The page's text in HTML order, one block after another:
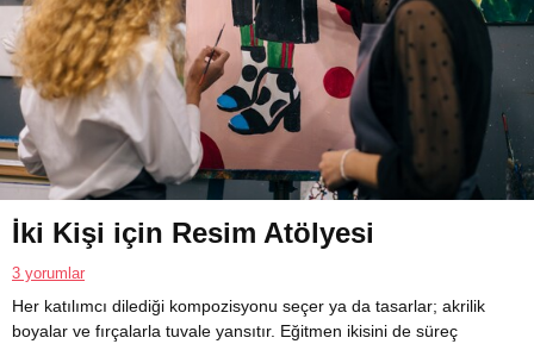
İki Kişi için Resim Atölyesi
3 yorumlar
Her katılımcı dilediği kompozisyonu seçer ya da tasarlar; akrilik
boyalar ve fırçalarla tuvale yansıtır. Eğitmen ikisini de süreç